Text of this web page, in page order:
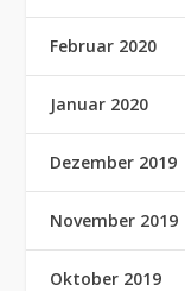
Februar 2020
Januar 2020
Dezember 2019
November 2019
Oktober 2019